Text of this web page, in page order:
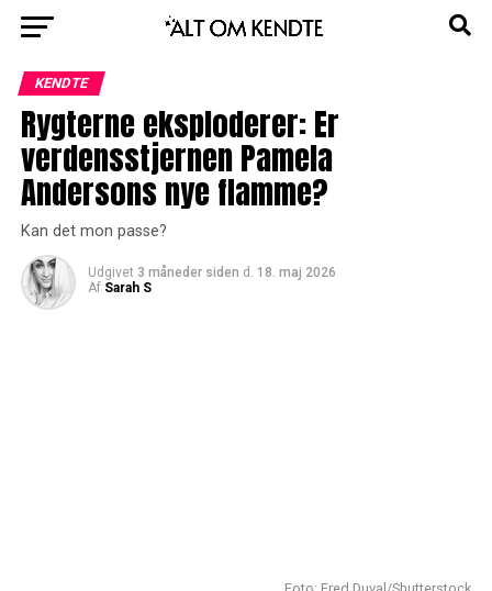
KENDTE
Rygterne eksploderer: Er
verdensstjernen Pamela
Andersons nye flamme?
Kan det mon passe?
Udgivet 3 måneder siden d. 18. maj 2026
Af Sarah S